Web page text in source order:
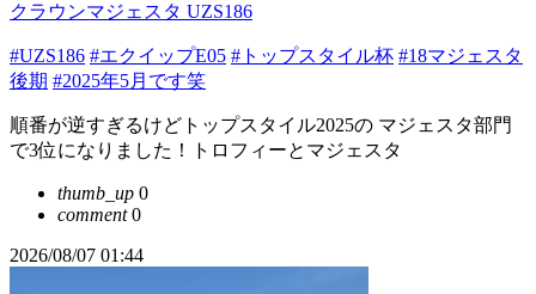
クラウンマジェスタ UZS186
#UZS186 #エクイップE05 #トップスタイル杯 #18マジェスタ
後期 #2025年5月です笑
順番が逆すぎるけどトップスタイル2025の マジェスタ部門
で3位になりました！トロフィーとマジェスタ
thumb_up 0
comment0
2026/08/07 01:44